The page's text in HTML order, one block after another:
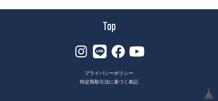
Top
プライバシーポリシー
特定商取引法に基づく表記